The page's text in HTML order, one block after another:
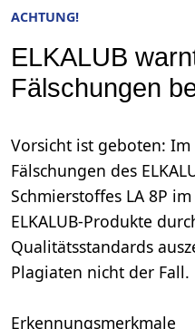
ACHTUNG!
ELKALUB
Fälschungen
Vorsicht ist geboten:
Fälschungen des
Schmierstoffes LA 8P
ELKALUB-Produkte
Qualitätsstandards
Plagiaten nicht der Fall.
Erkennungsmerkmale